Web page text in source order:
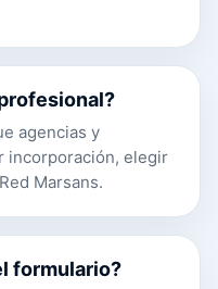
agencias y
incorporación, elegir
Marsans.
formulario?